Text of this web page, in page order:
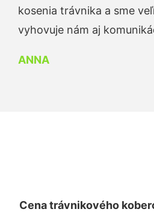
kosenia trávnika a sme
vyhovuje nám aj
ANNA
Cena trávnikového